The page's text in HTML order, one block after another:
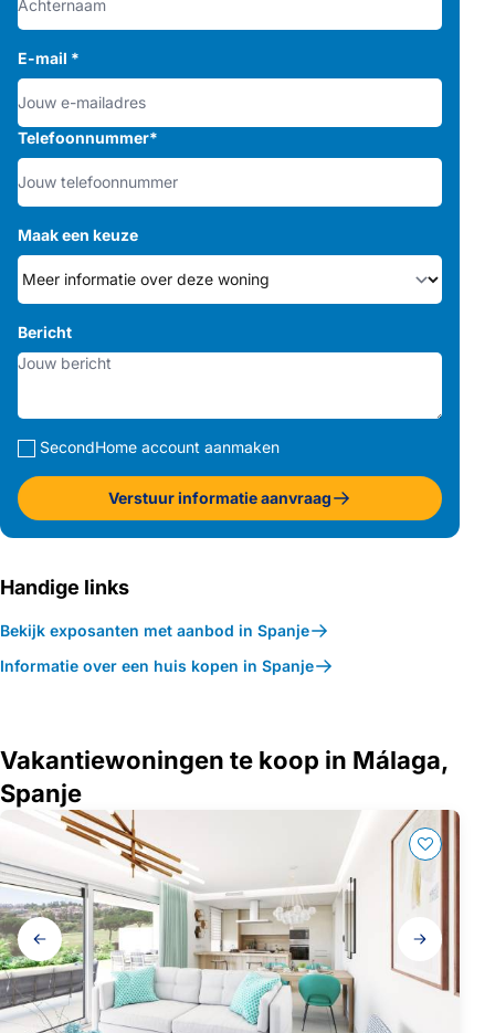
E-mail *
Telefoonnummer*
Maak een keuze
Bericht
SecondHome account aanmaken
Verstuur informatie aanvraag
Handige links
Bekijk exposanten met aanbod in Spanje
Informatie over een huis kopen in Spanje
Vakantiewoningen te koop in Málaga,
Spanje
Galerij
navigatie